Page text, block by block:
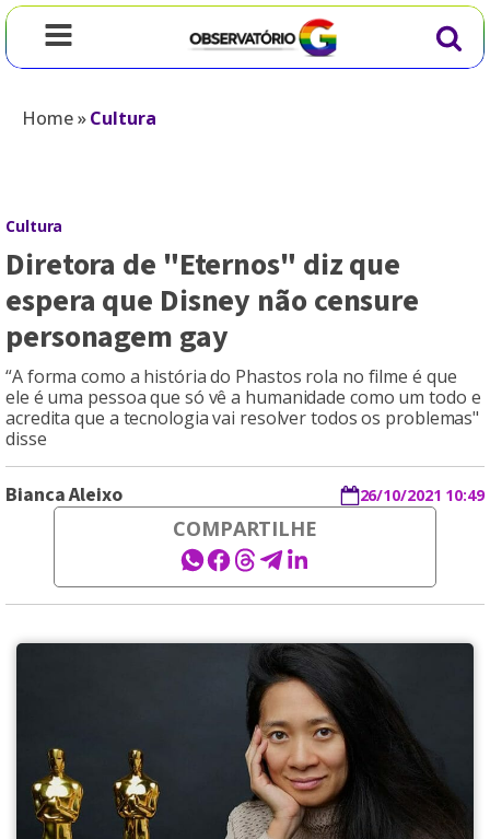
Home»Cultura
Cultura
Diretora de "Eternos" diz que
espera que Disney não censure
personagem gay
“A forma como a história do Phastos rola no filme é que
ele é uma pessoa que só vê a humanidade como um todo e
acredita que a tecnologia vai resolver todos os problemas"
disse
Bianca Aleixo 26/10/2021 10:49
COMPARTILHE